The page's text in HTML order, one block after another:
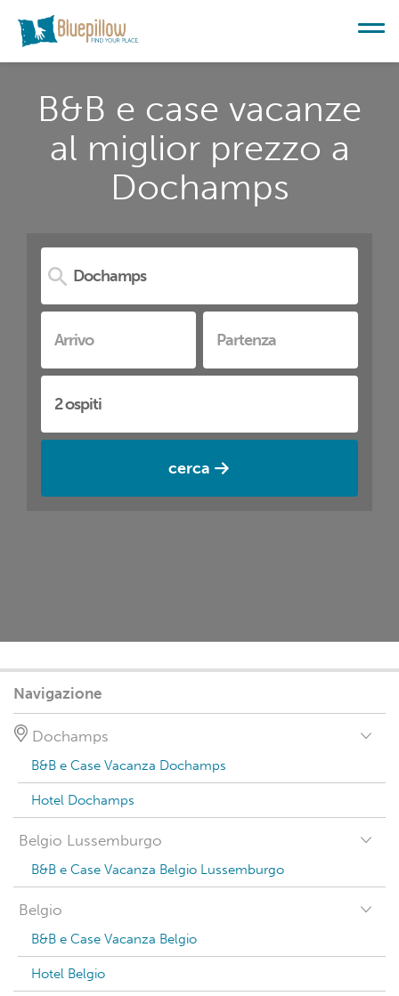
B&B e case vacanze
al miglior prezzo a
Dochamps
cerca
Navigazione
Dochamps
B&B e Case Vacanza Dochamps
Hotel Dochamps
Belgio Lussemburgo
B&B e Case Vacanza Belgio Lussemburgo
Belgio
B&B e Case Vacanza Belgio
Hotel Belgio